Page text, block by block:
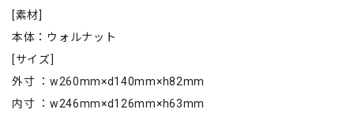
[素材]
本体：ウォルナット
[サイズ]
外寸 ：w260mm×d140mm×h82mm
内寸 ：w246mm×d126mm×h63mm